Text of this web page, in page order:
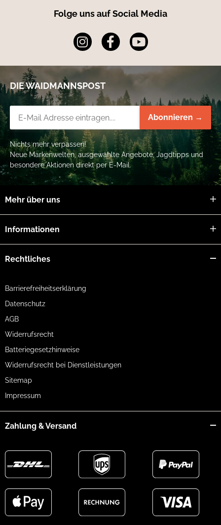
Folge uns auf Social Media
DIE WAIDMANNSPOST
Abonnieren →
Nichts mehr verpassen!
Neue Markenwelten, ausgewählte Angebote, Jagdtipps und
besondere Aktionen direkt per E-Mail.
Mehr über uns
Informationen
Rechtliches
Barrierefreiheitserklärung
Datenschutz
AGB
Widerrufsrecht
Batteriegesetzhinweise
Widerrufsrecht bei Dienstleistungen
Sitemap
Impressum
Zahlung & Versand